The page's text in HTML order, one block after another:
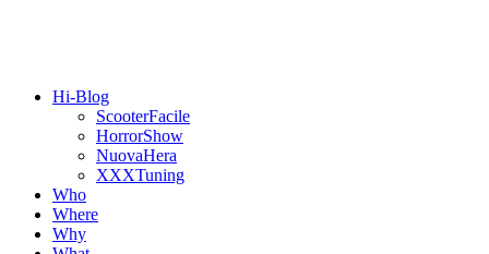
Hi-Blog
ScooterFacile
HorrorShow
NuovaHera
XXXTuning
Who
Where
Why